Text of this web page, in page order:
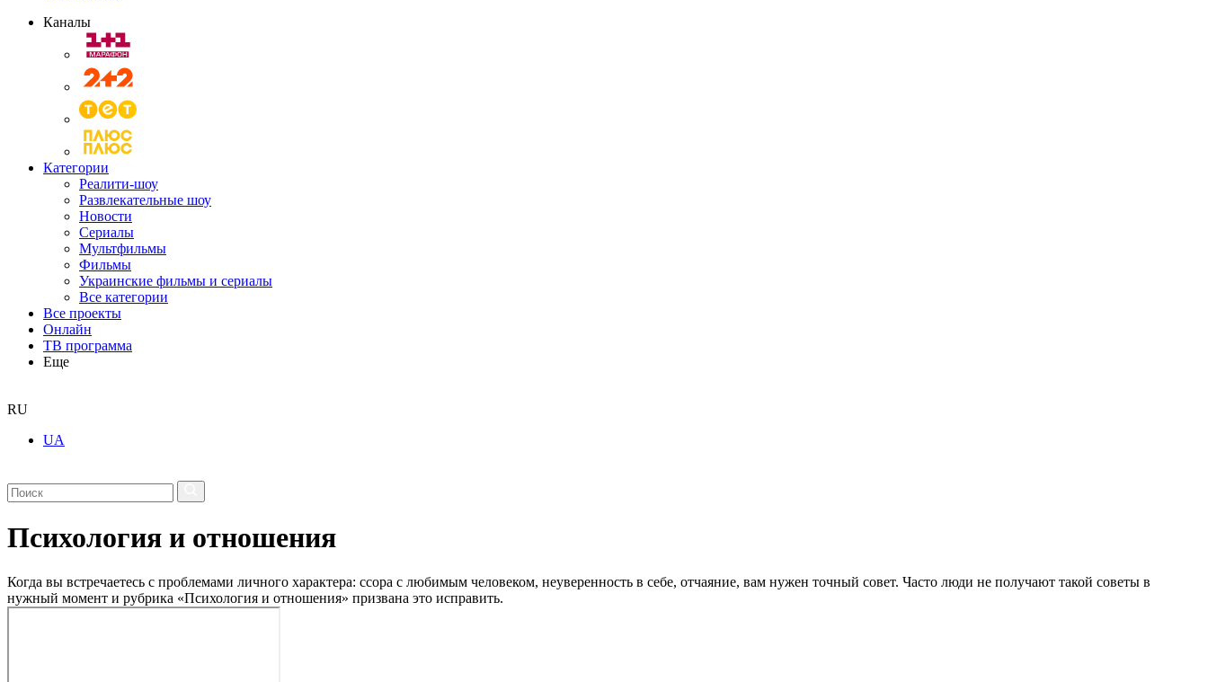
Каналы
Категории
Реалити-шоу
Развлекательные шоу
Новости
Сериалы
Мультфильмы
Фильмы
Украинские фильмы и сериалы
Все категории
Все проекты
Онлайн
ТВ программа
Еще
RU
UA
Психология и отношения
Когда вы встречаетесь с проблемами личного характера: ссора с любимым человеком, неуверенность в себе, отчаяние, вам нужен точный совет. Часто люди не получают такой советы в
нужный момент и рубрика «Психология и отношения» призвана это исправить.